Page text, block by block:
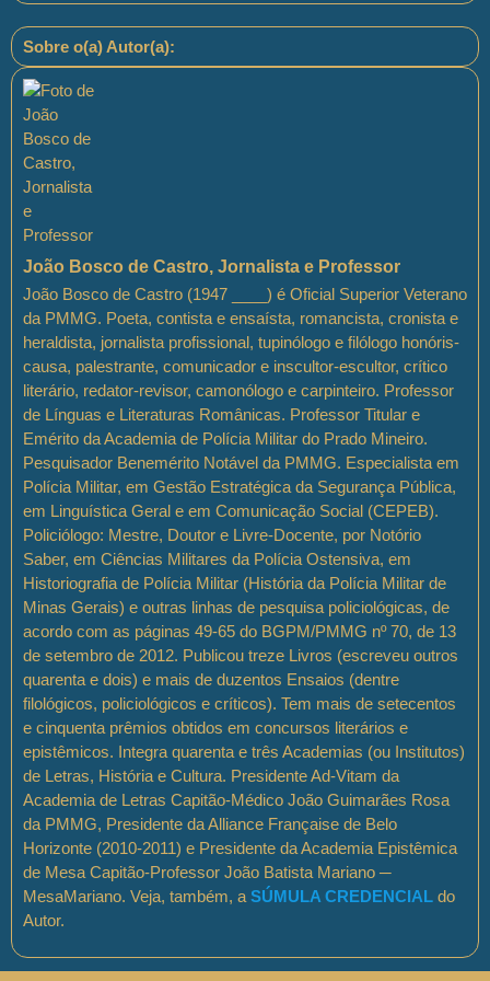
Sobre o(a) Autor(a):
João Bosco de Castro, Jornalista e Professor
João Bosco de Castro (1947 ____) é Oficial Superior Veterano
da PMMG. Poeta, contista e ensaísta, romancista, cronista e
heraldista, jornalista profissional, tupinólogo e filólogo honóris-
causa, palestrante, comunicador e inscultor-escultor, crítico
literário, redator-revisor, camonólogo e carpinteiro. Professor
de Línguas e Literaturas Românicas. Professor Titular e
Emérito da Academia de Polícia Militar do Prado Mineiro.
Pesquisador Benemérito Notável da PMMG. Especialista em
Polícia Militar, em Gestão Estratégica da Segurança Pública,
em Linguística Geral e em Comunicação Social (CEPEB).
Policiólogo: Mestre, Doutor e Livre-Docente, por Notório
Saber, em Ciências Militares da Polícia Ostensiva, em
Historiografia de Polícia Militar (História da Polícia Militar de
Minas Gerais) e outras linhas de pesquisa policiológicas, de
acordo com as páginas 49-65 do BGPM/PMMG nº 70, de 13
de setembro de 2012. Publicou treze Livros (escreveu outros
quarenta e dois) e mais de duzentos Ensaios (dentre
filológicos, policiológicos e críticos). Tem mais de setecentos
e cinquenta prêmios obtidos em concursos literários e
epistêmicos. Integra quarenta e três Academias (ou Institutos)
de Letras, História e Cultura. Presidente Ad-Vitam da
Academia de Letras Capitão-Médico João Guimarães Rosa
da PMMG, Presidente da Alliance Française de Belo
Horizonte (2010-2011) e Presidente da Academia Epistêmica
de Mesa Capitão-Professor João Batista Mariano ─
MesaMariano. Veja, também, a SÚMULA CREDENCIAL do
Autor.